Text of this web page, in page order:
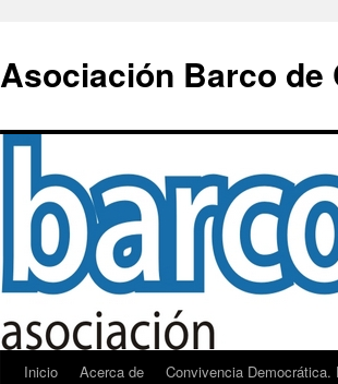
contenido
Asociación Barco de
Inicio Acerca de Convivencia Democrática.